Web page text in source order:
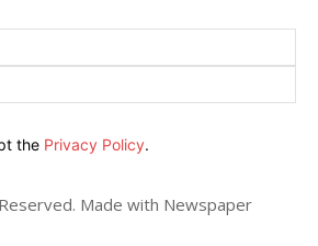
the Privacy Policy.
Made with Newspaper